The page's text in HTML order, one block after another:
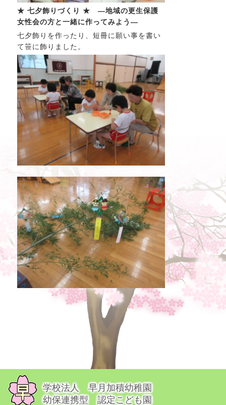
★ 七夕飾りづくり ★ —地域の更生保護
女性会の方と一緒に作ってみよう—
七夕飾りを作ったり、短冊に願い事を書い
て笹に飾りました。
学校法人 早月加積幼稚園
幼保連携型 認定こども園